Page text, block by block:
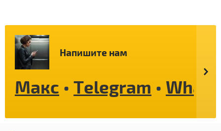
Напишите нам
Макс • Telegram •